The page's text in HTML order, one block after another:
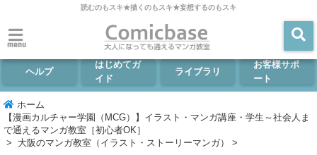
読むのもスキ★描くのもスキ★妄想するのもスキ
menu
ヘルプ
はじめてガ
イド
ライブラリ
お客様サポ
ート
ホーム
【漫画カルチャー学園（MCG）】イラスト・マンガ講座・学生～社会人ま
で通えるマンガ教室［初心者OK］
> 大阪のマンガ教室（イラスト・ストーリーマンガ） >